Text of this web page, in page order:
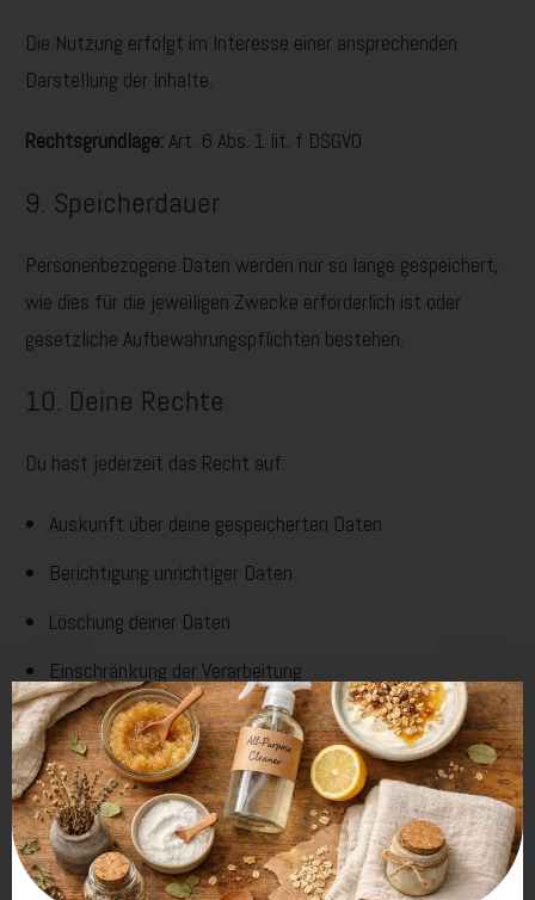
Die Nutzung erfolgt im Interesse einer ansprechenden
Darstellung der Inhalte.
Rechtsgrundlage: Art. 6 Abs. 1 lit. f DSGVO
9. Speicherdauer
Personenbezogene Daten werden nur so lange gespeichert,
wie dies für die jeweiligen Zwecke erforderlich ist oder
gesetzliche Aufbewahrungspflichten bestehen.
10. Deine Rechte
Du hast jederzeit das Recht auf:
Auskunft über deine gespeicherten Daten
Berichtigung unrichtiger Daten
Löschung deiner Daten
Einschränkung der Verarbeitung
Datenübertragbarkeit
Widerspruch gegen die Verarbeitung
Außerdem hast du das Recht, dich bei einer Datenschutz-
Aufsichtsbehörde zu beschweren.